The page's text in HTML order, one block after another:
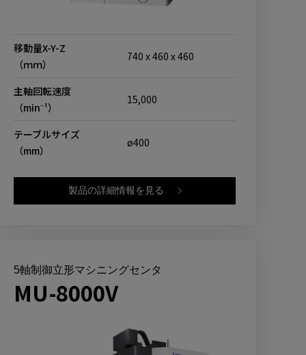
移動量X-Y-Z
（ｍｍ）
740 x 460 x 460
主軸回転速度
（min⁻¹）
15,000
テーブルサイズ
（mm）
ø400
製品の詳細情報を見る
5軸制御立形マシニングセンタ
MU-8000V